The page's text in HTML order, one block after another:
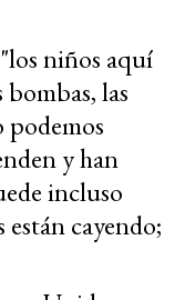
niños aquí
las
podemos
y han
incluso
cayendo;